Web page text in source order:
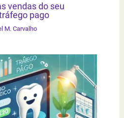
vendas do seu
pago
M. Carvalho